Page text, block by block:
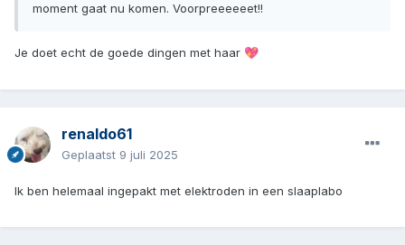
moment gaat nu komen. Voorpreeeeeet!!
Je doet echt de goede dingen met haar 💖
renaldo61
Geplaatst 9 juli 2025
Ik ben helemaal ingepakt met elektroden in een slaaplabo